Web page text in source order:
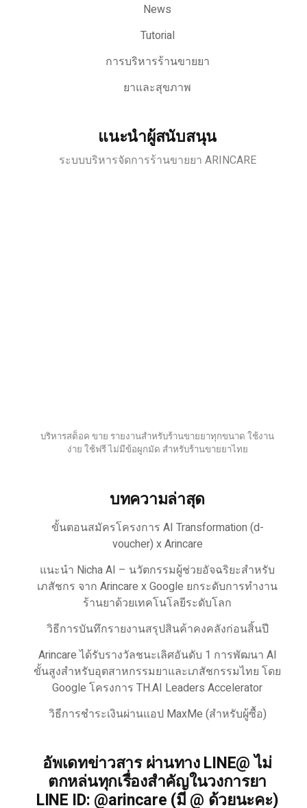
News
Tutorial
การบริหารร้านขายยา
ยาและสุขภาพ
แนะนำผู้สนับสนุน
ระบบบริหารจัดการร้านขายยา ARINCARE
บริหารสต็อค ขาย รายงานสำหรับร้านขายยาทุกขนาด ใช้งาน
ง่าย ใช้ฟรี ไม่มีข้อผูกมัด สำหรับร้านขายยาไทย
บทความล่าสุด
ขั้นตอนสมัครโครงการ AI Transformation (d-
voucher) x Arincare
แนะนำ Nicha AI – นวัตกรรมผู้ช่วยอัจฉริยะสำหรับ
เภสัชกร จาก Arincare x Google ยกระดับการทำงาน
ร้านยาด้วยเทคโนโลยีระดับโลก
วิธีการบันทึกรายงานสรุปสินค้าคงคลังก่อนสิ้นปี
Arincare ได้รับรางวัลชนะเลิศอันดับ 1 การพัฒนา AI
ขั้นสูงสำหรับอุตสาหกรรมยาและเภสัชกรรมไทย โดย
Google โครงการ TH.AI Leaders Accelerator
วิธีการชำระเงินผ่านแอป MaxMe (สำหรับผู้ซื้อ)
อัพเดทข่าวสาร ผ่านทาง LINE@ ไม่
ตกหล่นทุกเรื่องสำคัญในวงการยา
LINE ID: @arincare (มี @ ด้วยนะคะ)